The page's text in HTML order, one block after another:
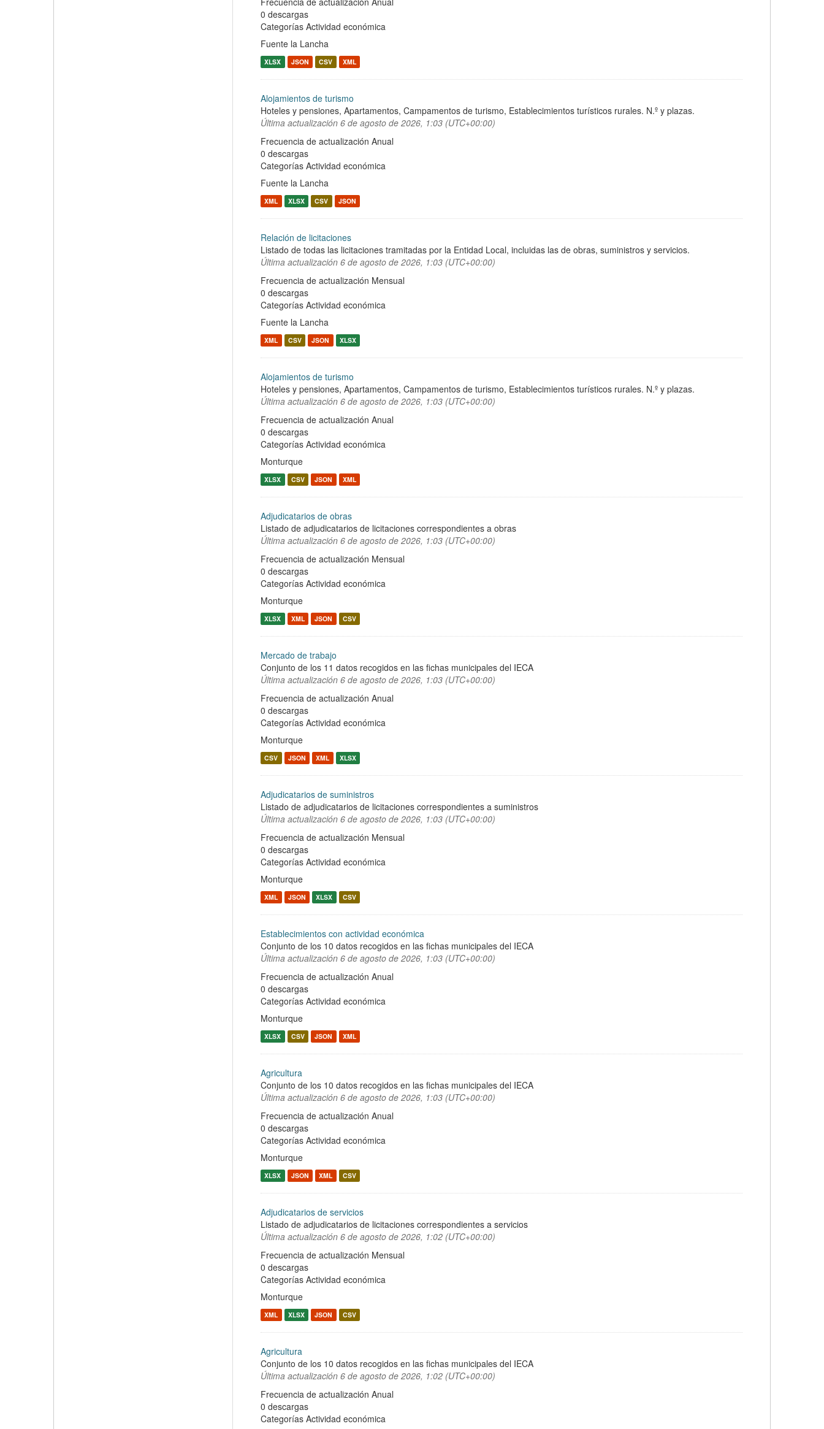
0 descargas
Categorías Actividad económica
Fuente la Lancha
XLSX JSON CSV XML
Alojamientos de turismo
Hoteles y pensiones, Apartamentos, Campamentos de turismo, Establecimientos turísticos rurales. N.º y plazas.
Última actualización 6 de agosto de 2026, 1:03 (UTC+00:00)
Frecuencia de actualización Anual
0 descargas
Categorías Actividad económica
Fuente la Lancha
XML XLSX CSV JSON
Relación de licitaciones
Listado de todas las licitaciones tramitadas por la Entidad Local, incluidas las de obras, suministros y servicios.
Última actualización 6 de agosto de 2026, 1:03 (UTC+00:00)
Frecuencia de actualización Mensual
0 descargas
Categorías Actividad económica
Fuente la Lancha
XML CSV JSON XLSX
Alojamientos de turismo
Hoteles y pensiones, Apartamentos, Campamentos de turismo, Establecimientos turísticos rurales. N.º y plazas.
Última actualización 6 de agosto de 2026, 1:03 (UTC+00:00)
Frecuencia de actualización Anual
0 descargas
Categorías Actividad económica
Monturque
XLSX CSV JSON XML
Adjudicatarios de obras
Listado de adjudicatarios de licitaciones correspondientes a obras
Última actualización 6 de agosto de 2026, 1:03 (UTC+00:00)
Frecuencia de actualización Mensual
0 descargas
Categorías Actividad económica
Monturque
XLSX XML JSON CSV
Mercado de trabajo
Conjunto de los 11 datos recogidos en las fichas municipales del IECA
Última actualización 6 de agosto de 2026, 1:03 (UTC+00:00)
Frecuencia de actualización Anual
0 descargas
Categorías Actividad económica
Monturque
CSV JSON XML XLSX
Adjudicatarios de suministros
Listado de adjudicatarios de licitaciones correspondientes a suministros
Última actualización 6 de agosto de 2026, 1:03 (UTC+00:00)
Frecuencia de actualización Mensual
0 descargas
Categorías Actividad económica
Monturque
XML JSON XLSX CSV
Establecimientos con actividad económica
Conjunto de los 10 datos recogidos en las fichas municipales del IECA
Última actualización 6 de agosto de 2026, 1:03 (UTC+00:00)
Frecuencia de actualización Anual
0 descargas
Categorías Actividad económica
Monturque
XLSX CSV JSON XML
Agricultura
Conjunto de los 10 datos recogidos en las fichas municipales del IECA
Última actualización 6 de agosto de 2026, 1:03 (UTC+00:00)
Frecuencia de actualización Anual
0 descargas
Categorías Actividad económica
Monturque
XLSX JSON XML CSV
Adjudicatarios de servicios
Listado de adjudicatarios de licitaciones correspondientes a servicios
Última actualización 6 de agosto de 2026, 1:02 (UTC+00:00)
Frecuencia de actualización Mensual
0 descargas
Categorías Actividad económica
Monturque
XML XLSX JSON CSV
Agricultura
Conjunto de los 10 datos recogidos en las fichas municipales del IECA
Última actualización 6 de agosto de 2026, 1:02 (UTC+00:00)
Frecuencia de actualización Anual
0 descargas
Categorías Actividad económica